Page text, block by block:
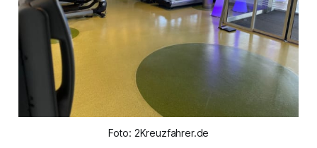
Foto: 2Kreuzfahrer.de